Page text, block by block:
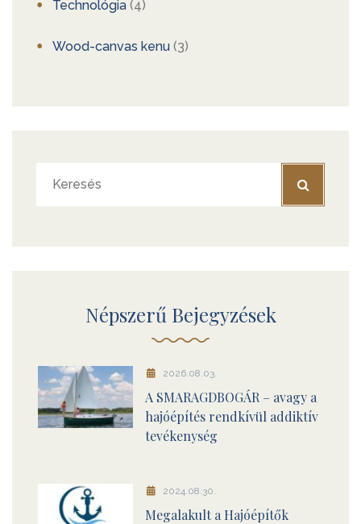
Technológia (4)
Wood-canvas kenu (3)
Népszerű Bejegyzések
2026.08.03.
A SMARAGDBOGÁR – avagy a
hajóépítés rendkívül addiktív
tevékenység
2024.08.30.
Megalakult a Hajóépítők